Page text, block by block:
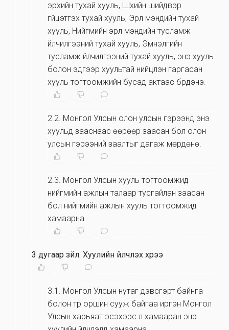
эрхийн тухай хууль, Шүүхийн шийдвэр
гүйцэтгэх тухай хууль, Эрүүл мэндийн тухай
хууль, Нийгмийн эрүүл мэндийн тусламж
үйлчилгээний тухай хууль, Эмнэлгийн
тусламж үйлчилгээний тухай хууль, энэ хууль
болон эдгээр хуультай нийцүүлэн гаргасан
хууль тогтоомжийн бусад актаас бүрдэнэ.
2.2. Монгол Улсын олон улсын гэрээнд энэ
хуульд зааснаас өөрөөр заасан бол олон
улсын гэрээний заалтыг дагаж мөрдөнө.
2.3. Монгол Улсын хууль тогтоомжид
нийгмийн ажлын талаар тусгайлан заасан
бол нийгмийн ажлын хууль тогтоомжид
хамаарна.
3 дугаар зүйл. Хуулийн үйлчлэх хүрээ
3.1 . Монгол Улсын нутаг дэвсгэрт байнга
болон түр оршин сууж байгаа иргэн Монгол
Улсын харьяат эсэхээс үл хамааран энэ